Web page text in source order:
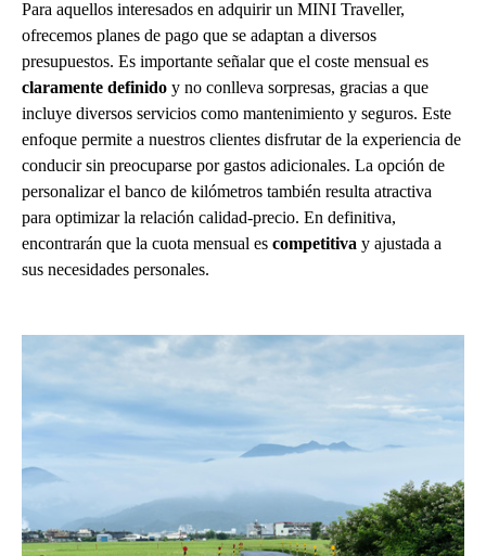
Para aquellos interesados en adquirir un MINI Traveller,
ofrecemos planes de pago que se adaptan a diversos
presupuestos. Es importante señalar que el coste mensual es
claramente definido y no conlleva sorpresas, gracias a que
incluye diversos servicios como mantenimiento y seguros. Este
enfoque permite a nuestros clientes disfrutar de la experiencia de
conducir sin preocuparse por gastos adicionales. La opción de
personalizar el banco de kilómetros también resulta atractiva
para optimizar la relación calidad-precio. En definitiva,
encontrarán que la cuota mensual es competitiva y ajustada a
sus necesidades personales.